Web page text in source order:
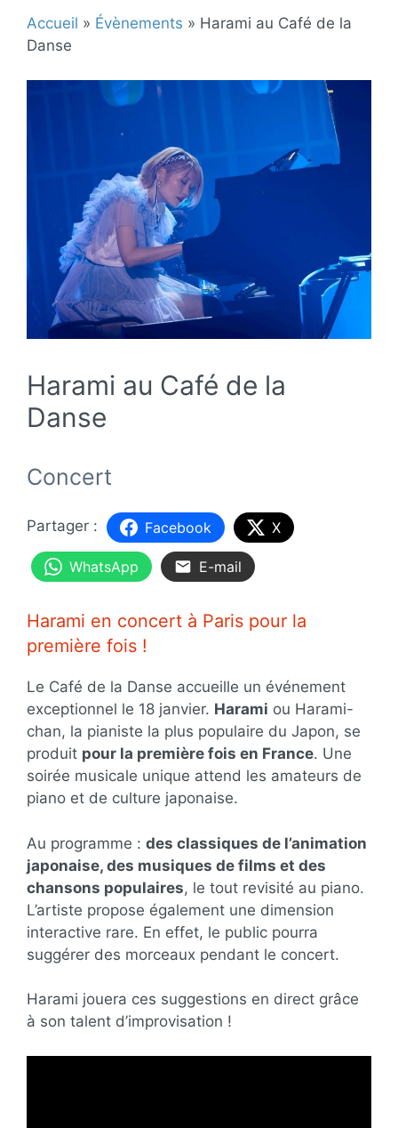
Accueil » Évènements » Harami au Café de la
Danse
Harami au Café de la
Danse
Concert
Facebook X
WhatsApp E-mail
Harami en concert à Paris pour la
première fois !
Le Café de la Danse accueille un événement
exceptionnel le 18 janvier. Harami ou Harami-
chan, la pianiste la plus populaire du Japon, se
produit pour la première fois en France. Une
soirée musicale unique attend les amateurs de
piano et de culture japonaise.
Au programme : des classiques de l’animation
japonaise, des musiques de films et des
chansons populaires, le tout revisité au piano.
L’artiste propose également une dimension
interactive rare. En effet, le public pourra
suggérer des morceaux pendant le concert.
Harami jouera ces suggestions en direct grâce
à son talent d’improvisation !